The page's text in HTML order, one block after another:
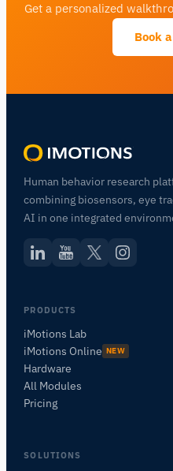
Get a personalized
Book
Human behavior research
combining biosensors, eye
AI in one integrated
PRODUCTS
iMotions Lab
iMotions Online NEW
Hardware
All Modules
Pricing
SOLUTIONS